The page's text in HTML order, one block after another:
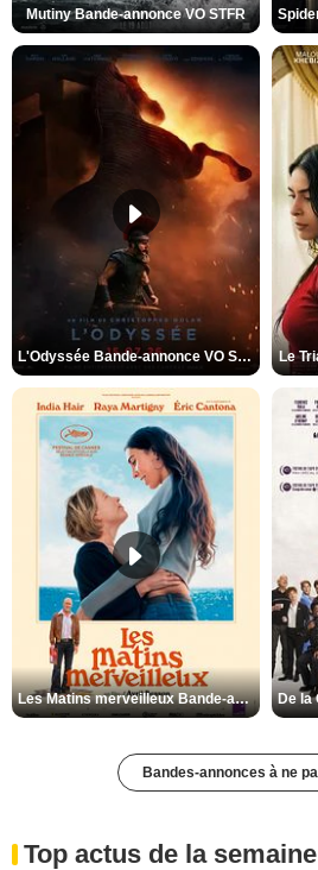
Mutiny Bande-annonce VO STFR
L'Odyssée Bande-annonce VO STFR Le
Les Matins merveilleux Bande-annonce VF
Bandes-annonces à ne
Top actus de la semaine